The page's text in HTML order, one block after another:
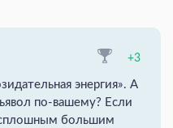
+3
энергия». А
по-вашему? Если
большим